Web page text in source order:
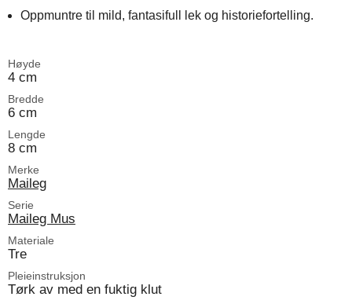
Oppmuntre til mild, fantasifull lek og historiefortelling.
Høyde
4 cm
Bredde
6 cm
Lengde
8 cm
Merke
Maileg
Serie
Maileg Mus
Materiale
Tre
Pleieinstruksjon
Tørk av med en fuktig klut